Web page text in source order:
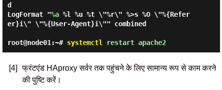
d
LogFormat "%a %l %u %t \"%r\" %>s %O \"%{Refer
er}i\" \"%{User-Agent}i\"" combined
root@node01:~# systemctl restart apache2
[4]
फ्रंटएंड HAproxy सर्वर तक पहुंचने के लिए सामान्य रूप से काम करने
की पुष्टि करें।